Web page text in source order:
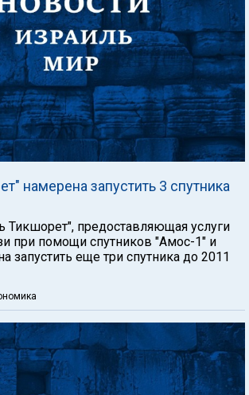
намерена запустить 3 спутника
Тикшорет", предоставляющая услуги
при помощи спутников "Амос-1" и
запустить еще три спутника до 2011